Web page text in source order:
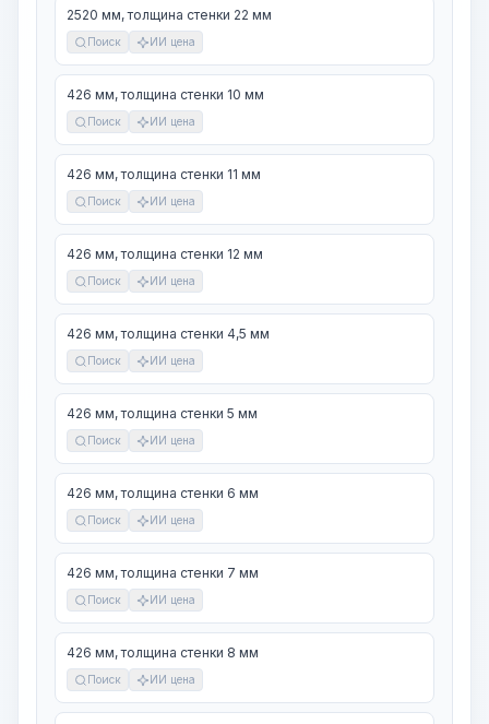
2520 мм, толщина стенки 22 мм
Поиск ИИ цена
426 мм, толщина стенки 10 мм
Поиск ИИ цена
426 мм, толщина стенки 11 мм
Поиск ИИ цена
426 мм, толщина стенки 12 мм
Поиск ИИ цена
426 мм, толщина стенки 4,5 мм
Поиск ИИ цена
426 мм, толщина стенки 5 мм
Поиск ИИ цена
426 мм, толщина стенки 6 мм
Поиск ИИ цена
426 мм, толщина стенки 7 мм
Поиск ИИ цена
426 мм, толщина стенки 8 мм
Поиск ИИ цена